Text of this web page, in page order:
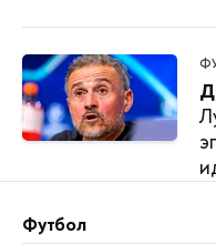
Футбол